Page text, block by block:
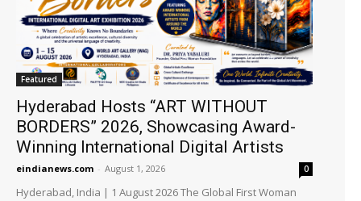
Featured
Hyderabad Hosts “ART WITHOUT
BORDERS” 2026, Showcasing Award-
Winning International Digital Artists
eindianews.com - August 1, 2026 0
Hyderabad, India | 1 August 2026 The Global First Woman